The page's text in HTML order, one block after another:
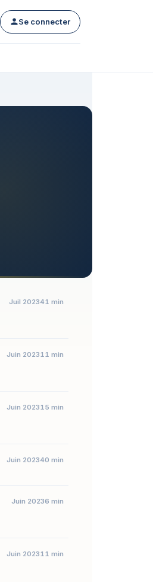
Se connecter
Juil 202341 min
Juin 202311 min
Juin 202315 min
Juin 202340 min
Juin 20236 min
Juin 202311 min